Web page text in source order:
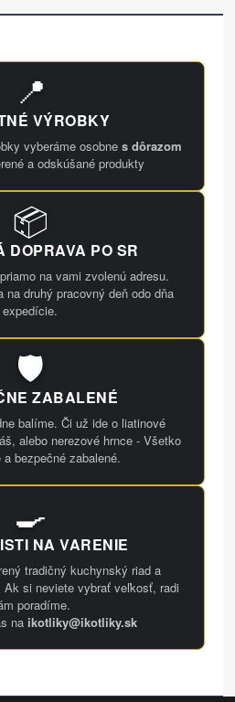
📍
VÝROBKY
vyberáme osobne s dôrazom
a odskúšané produkty
📦
DOPRAVA PO SR
na vami zvolenú adresu.
na druhý pracovný deň odo dňa
expedície.
🛡️
ZABALENÉ
balíme. Či už ide o liatinové
alebo nerezové hrnce - Všetko
a bezpečné zabalené.
🍳
NA VARENIE
tradičný kuchynský riad a
Ak si neviete vybrať veľkosť, radi
poradíme.
na ikotliky@ikotliky.sk